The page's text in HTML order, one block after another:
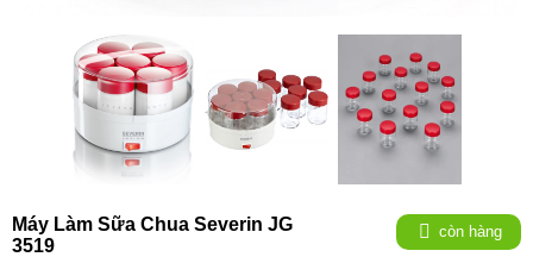
Máy Làm Sữa Chua Severin JG
3519
còn hàng